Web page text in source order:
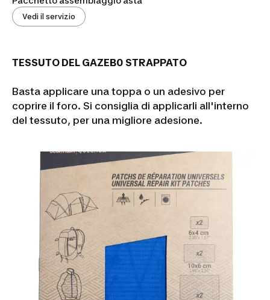
Vedi il servizio
TESSUTO DEL GAZEB0 STRAPPATO
Basta applicare una toppa o un adesivo per
coprire il foro. Si consiglia di applicarli all'interno
del tessuto, per una migliore adesione.